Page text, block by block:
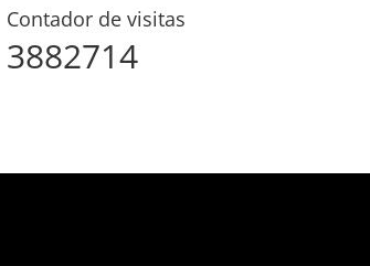
Contador de visitas
3882714